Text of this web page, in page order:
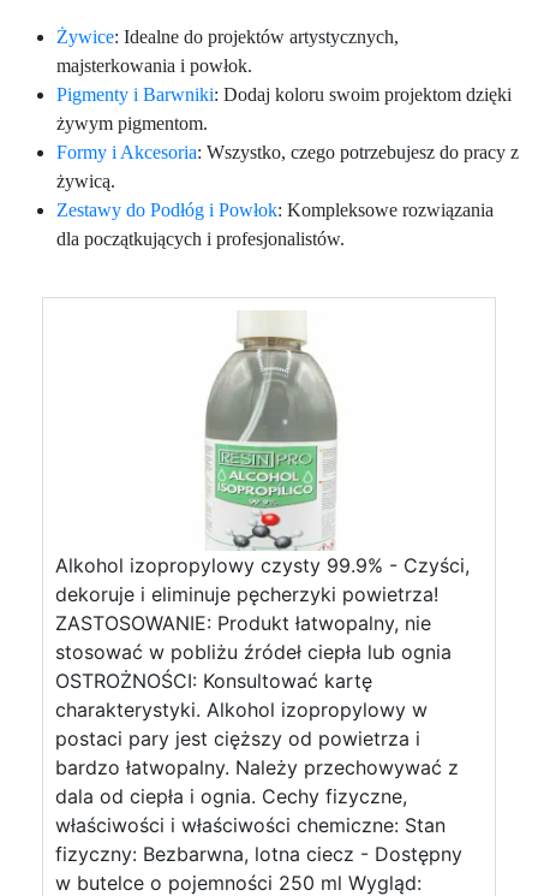
Żywice: Idealne do projektów artystycznych,
majsterkowania i powłok.
Pigmenty i Barwniki: Dodaj koloru swoim projektom dzięki
żywym pigmentom.
Formy i Akcesoria: Wszystko, czego potrzebujesz do pracy z
żywicą.
Zestawy do Podłóg i Powłok: Kompleksowe rozwiązania
dla początkujących i profesjonalistów.
Alkohol izopropylowy czysty 99.9% - Czyści,
dekoruje i eliminuje pęcherzyki powietrza!
ZASTOSOWANIE: Produkt łatwopalny, nie
stosować w pobliżu źródeł ciepła lub ognia
OSTROŻNOŚCI: Konsultować kartę
charakterystyki. Alkohol izopropylowy w
postaci pary jest cięższy od powietrza i
bardzo łatwopalny. Należy przechowywać z
dala od ciepła i ognia. Cechy fizyczne,
właściwości i właściwości chemiczne: Stan
fizyczny: Bezbarwna, lotna ciecz - Dostępny
w butelce o pojemności 250 ml Wygląd: